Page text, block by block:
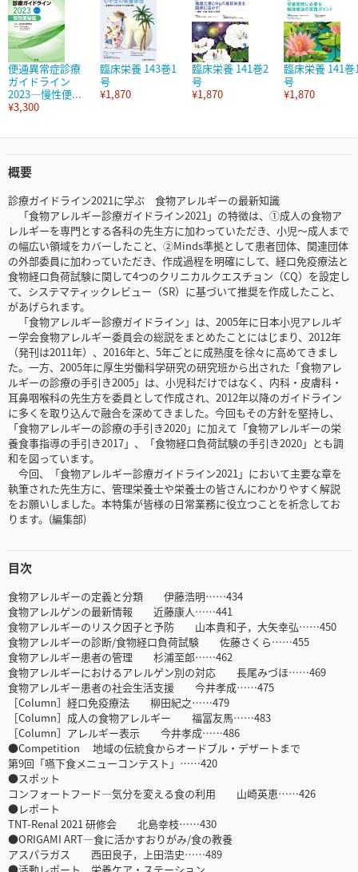
便通異常症診療
ガイドライン
2023―慢性便...
¥3,300
臨床栄養 143巻1
号
¥1,870
臨床栄養 141巻2
号
¥1,870
臨床栄養 141巻
号
¥1,870
概要
診療ガイドライン2021に学ぶ 食物アレルギーの最新知識
「食物アレルギー診療ガイドライン2021」の特徴は、①成人の食物ア
レルギーを専門とする各科の先生方に加わっていただき、小児～成人まで
の幅広い領域をカバーしたこと、②Minds準拠として患者団体、関連団体
の外部委員に加わっていただき、作成過程を明確にして、経口免疫療法と
食物経口負荷試験に関して4つのクリニカルクエスチョン（CQ）を設定し
て、システマティックレビュー（SR）に基づいて推奨を作成したこと、
があげられます。
「食物アレルギー診療ガイドライン」は、2005年に日本小児アレルギ
ー学会食物アレルギー委員会の総説をまとめたことにはじまり、2012年
（発刊は2011年）、2016年と、5年ごとに成熟度を徐々に高めてきまし
た。一方、2005年に厚生労働科学研究の研究班から出された「食物アレ
ルギーの診療の手引き2005」は、小児科だけではなく、内科・皮膚科・
耳鼻咽喉科の先生方を委員として作成され、2012年以降のガイドライン
に多くを取り込んで融合を深めてきました。今回もその方針を堅持し、
「食物アレルギーの診療の手引き2020」に加えて「食物アレルギーの栄
養食事指導の手引き2017」、「食物経口負荷試験の手引き2020」とも調
和を図っています。
今回、「食物アレルギー診療ガイドライン2021」において主要な章を
執筆された先生方に、管理栄養士や栄養士の皆さんにわかりやすく解説
をお願いしました。本特集が皆様の日常業務に役立つことを祈念してお
ります。(編集部)
目次
食物アレルギーの定義と分類 伊藤浩明……434
食物アレルゲンの最新情報 近藤康人……441
食物アレルギーのリスク因子と予防 山本貴和子，大矢幸弘……450
食物アレルギーの診断/食物経口負荷試験 佐藤さくら……455
食物アレルギー患者の管理 杉浦至郎……462
食物アレルギーにおけるアレルゲン別の対応 長尾みづほ……469
食物アレルギー患者の社会生活支援 今井孝成……475
［Column］経口免疫療法 柳田紀之……479
［Column］成人の食物アレルギー 福冨友馬……483
［Column］アレルギー表示 今井孝成……486
●Competition 地域の伝統食からオードブル・デザートまで
第9回「嚥下食メニューコンテスト」……420
●スポット
コンフォートフード―気分を変える食の利用 山崎英恵……426
●レポート
TNT-Renal 2021 研修会 北島幸枝……430
●ORIGAMI ART―食に活かすおりがみ/食の教養
アスパラガス 西田良子，上田浩史……489